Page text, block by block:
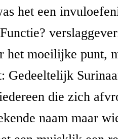
het een
het moeilijke punt,
Gedeeltelijk
die zich
naam maar